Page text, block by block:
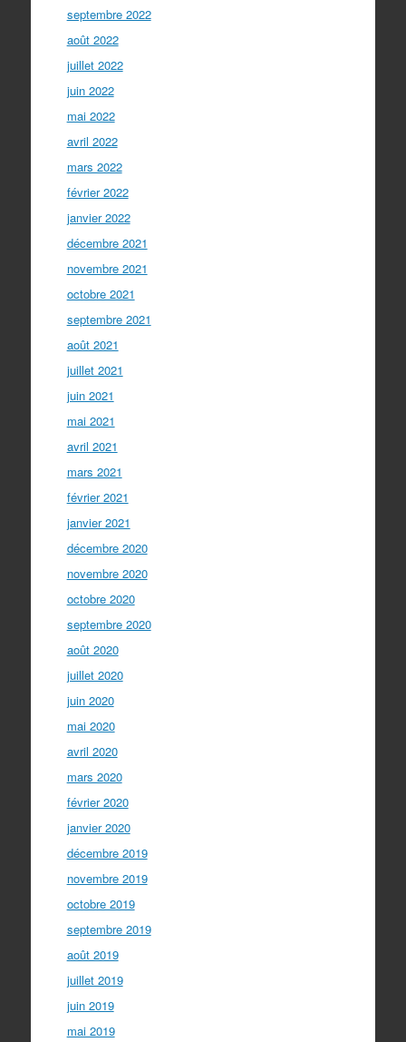
septembre 2022
août 2022
juillet 2022
juin 2022
mai 2022
avril 2022
mars 2022
février 2022
janvier 2022
décembre 2021
novembre 2021
octobre 2021
septembre 2021
août 2021
juillet 2021
juin 2021
mai 2021
avril 2021
mars 2021
février 2021
janvier 2021
décembre 2020
novembre 2020
octobre 2020
septembre 2020
août 2020
juillet 2020
juin 2020
mai 2020
avril 2020
mars 2020
février 2020
janvier 2020
décembre 2019
novembre 2019
octobre 2019
septembre 2019
août 2019
juillet 2019
juin 2019
mai 2019